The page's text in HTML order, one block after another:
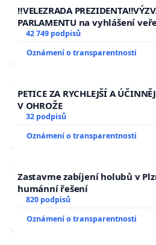
‼️VELEZRADA
PARLAMENTU na vyhlášení
144 jednacího řádu Senátu k
usnesení k podání ústavní
republiky
42 749 podpisů
Oznámení o transparentnosti
PETICE ZA RYCHLEJŠÍ A
V OHROŽE
32 podpisů
Oznámení o transparentnosti
Zastavme zabíjení holubů v
humánní řešení
820 podpisů
Oznámení o transparentnosti